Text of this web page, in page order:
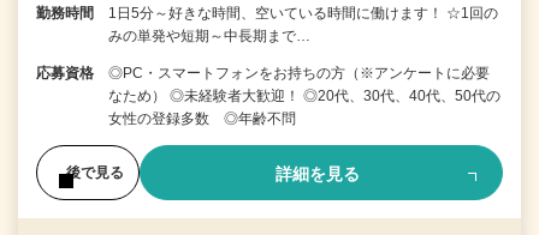
勤務時間
1日5分～好きな時間、空いている時間に働けます！ ☆1回の
みの単発や短期～中長期まで…
応募資格
◎PC・スマートフォンをお持ちの方（※アンケートに必要
なため） ◎未経験者大歓迎！ ◎20代、30代、40代、50代の
女性の登録多数 ◎年齢不問
後で見る 詳細を見る